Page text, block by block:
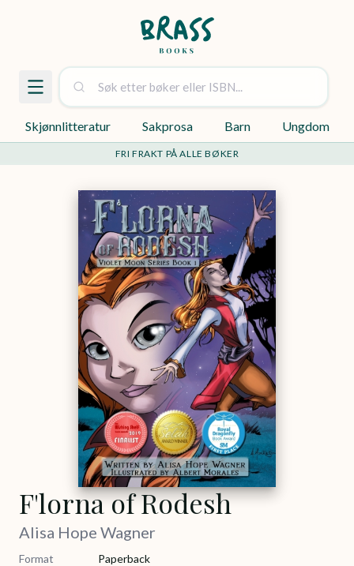
Skjønnlitteratur Sakprosa Barn Ungdom
FRI FRAKT PÅ ALLE BØKER
F'lorna of Rodesh
Alisa Hope Wagner
Format
Paperback